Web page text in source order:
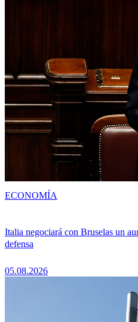
Italia negociará con Bruselas un
defensa
05.08.2026
ECONOMÍA